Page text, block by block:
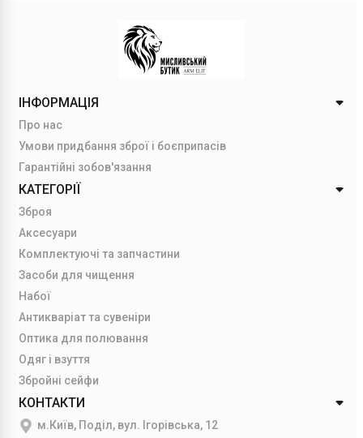
ІНФОРМАЦІЯ
Про нас
Умови придбання зброї і боєприпасів
Гарантійні зобов'язання
КАТЕГОРІЇ
Зброя
Аксесуари
Комплектуючі та запчастини
Засоби для чищення
Набої
Антикваріат та сувеніри
Оптика для полювання
Одяг і взуття
Збройні сейфи
КОНТАКТИ
м.Київ, Поділ, вул. Ігорівська, 12